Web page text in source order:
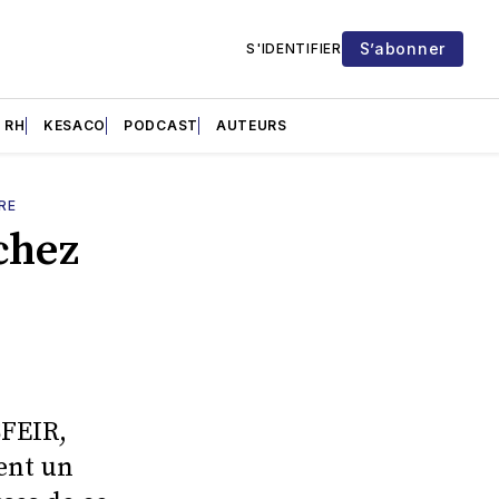
S'IDENTIFIER S’abonner
RH KESACO PODCAST AUTEURS
un